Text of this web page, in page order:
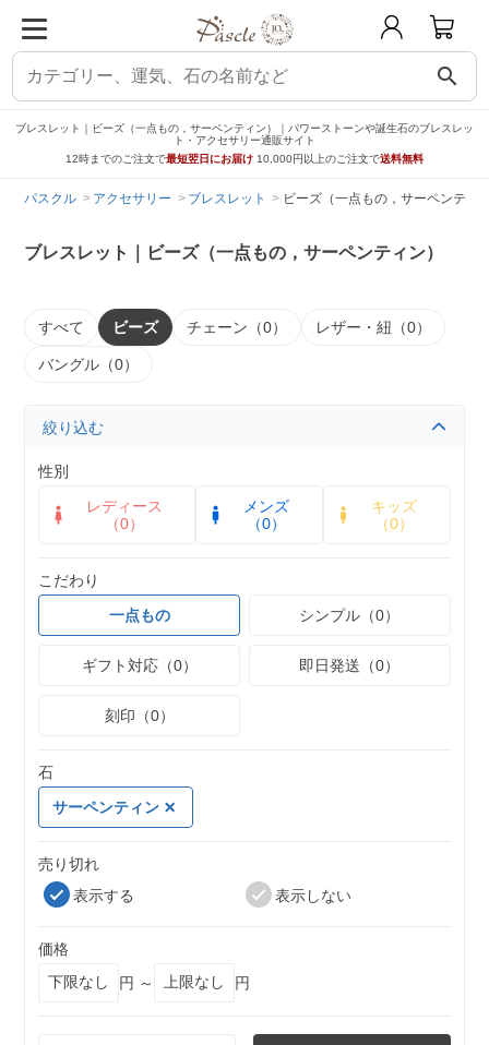
search
ブレスレット｜ビーズ（一点もの，サーペンティン）｜パワーストーンや誕生石のブレスレッ
ト・アクセサリー通販サイト
12時までのご注文で最短翌日にお届け 10,000円以上のご注文で送料無料
パスクル アクセサリー ブレスレット ビーズ（一点もの，サーペンティ
ブレスレット｜ビーズ（一点もの，サーペンティン）
すべて ビーズ チェーン（0） レザー・紐（0）
バングル（0）
絞り込む
性別
レディース
（0）
メンズ
（0）
キッズ
（0）
こだわり
一点もの
シンプル（0）
ギフト対応（0） 即日発送（0）
刻印（0）
石
サーペンティン
売り切れ
表示する
表示しない
価格
円 ～
円